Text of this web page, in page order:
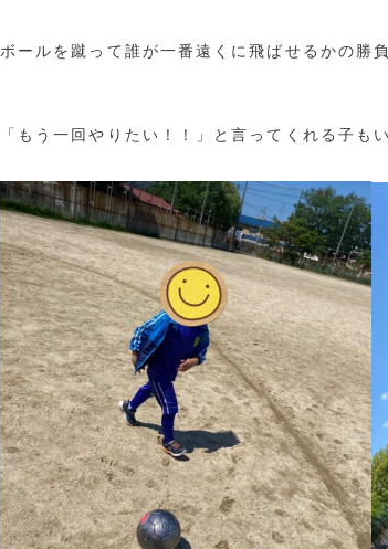
ボールを蹴って誰が一番遠くに飛ばせるかの勝
「もう一回やりたい！！」と言ってくれる子も